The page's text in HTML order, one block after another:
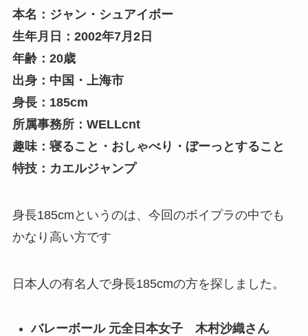
本名：ジャン・シュアイボー
生年月日：2002年7月2日
年齢：20歳
出身：中国・上海市
身長：185cm
所属事務所：WELLcnt
趣味：寝ること・おしゃべり・ぼーっとすること
特技：カエルジャンプ
身長185cmというのは、今回のボイプラの中でも
かなり高い方です
日本人の有名人で身長185cmの方を探しました。
バレーボール 元全日本女子 木村沙織さん